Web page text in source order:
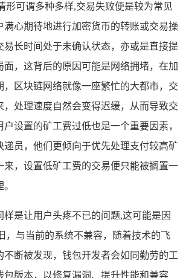
形可谓多种多样,交易失败便是较为常见
满心期待地进行加密货币的转账或交易操
易长时间处于未确认状态，亦或是直接提
面，这背后的原因可能是网络拥堵，在加
，区块链网络就像一座繁忙的大都市，交
，处理速度自然会变得迟缓，从而导致交
设置的矿工费过低也是一个重要因素，
递员，他们更倾向于优先处理支付较高矿
来，设置低矿工费的交易便只能被搁置一
样是让用户头疼不已的问题,这可能是因
，与当前的系统不兼容，随着技术的飞
不断被发现，钱包开发者会如同勤劳的工
包版本，以修复漏洞、提升性能和兼容